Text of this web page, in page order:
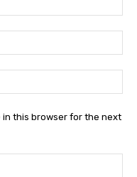
in this browser for the next